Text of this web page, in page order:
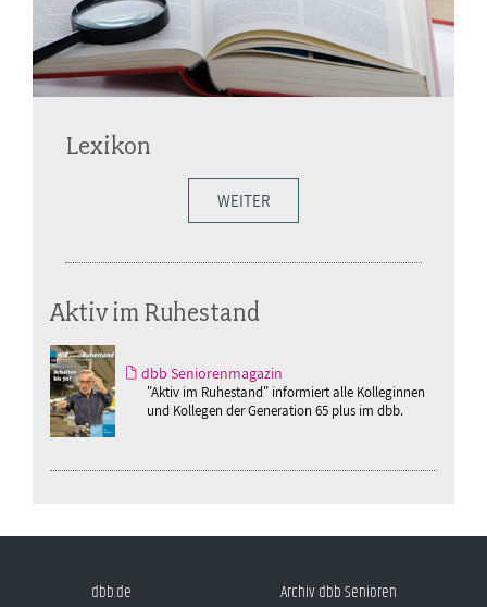
Lexikon
WEITER
Aktiv im Ruhestand
dbb Seniorenmagazin
"Aktiv im Ruhestand" informiert alle Kolleginnen
und Kollegen der Generation 65 plus im dbb.
dbb.de Archiv dbb Senioren